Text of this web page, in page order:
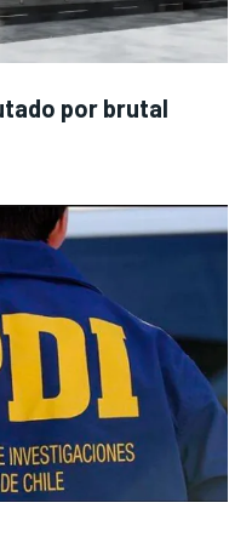
por brutal